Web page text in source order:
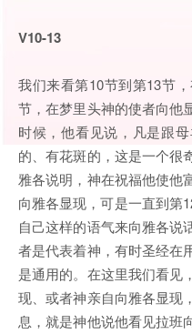
V10-13
我们来看第10节到第13节
节，在梦里头神的使者向他
时候，他看见说，凡是跟
的、有花斑的，这是一个很
雅各说明，神在祝福他使他
向雅各显现，可是一直到第
自己这样的语气来向雅各说
者是代表着神，有时圣经在
是通用的。在这里我们看见
现、或者神亲自向雅各显现
息，就是神他说他看见拉班